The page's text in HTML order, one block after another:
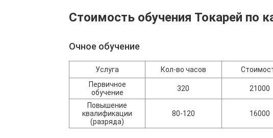
Стоимость обучения Токарей по
Очное обучение
Услуга Кол-во часов
Первичное
обучение
320 21000
Повышение
квалификации
(разряда)
80-120 16000